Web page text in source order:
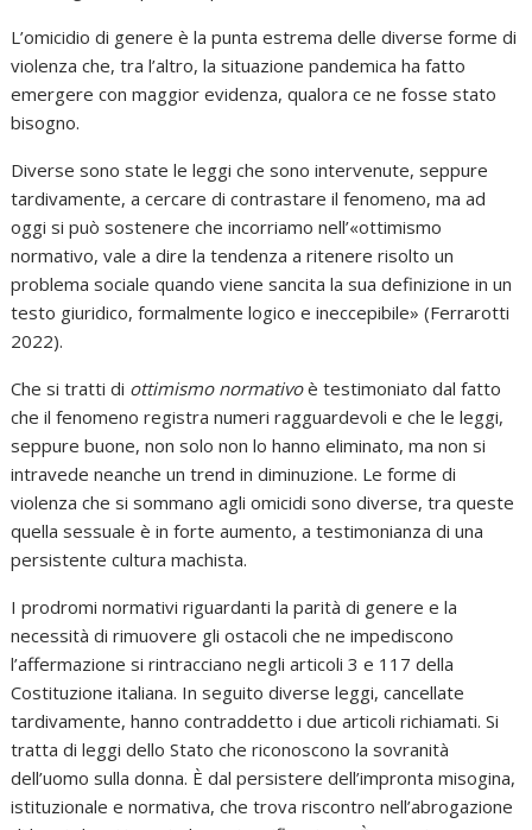
L’omicidio di genere è la punta estrema delle diverse forme di
violenza che, tra l’altro, la situazione pandemica ha fatto
emergere con maggior evidenza, qualora ce ne fosse stato
bisogno.
Diverse sono state le leggi che sono intervenute, seppure
tardivamente, a cercare di contrastare il fenomeno, ma ad
oggi si può sostenere che incorriamo nell’«ottimismo
normativo, vale a dire la tendenza a ritenere risolto un
problema sociale quando viene sancita la sua definizione in un
testo giuridico, formalmente logico e ineccepibile» (Ferrarotti
2022).
Che si tratti di ottimismo normativoè testimoniato dal fatto
che il fenomeno registra numeri ragguardevoli e che le leggi,
seppure buone, non solo non lo hanno eliminato, ma non si
intravede neanche un trend in diminuzione. Le forme di
violenza che si sommano agli omicidi sono diverse, tra queste
quella sessuale è in forte aumento, a testimonianza di una
persistente cultura machista.
I prodromi normativi riguardanti la parità di genere e la
necessità di rimuovere gli ostacoli che ne impediscono
l’affermazione si rintracciano negli articoli 3 e 117 della
Costituzione italiana. In seguito diverse leggi, cancellate
tardivamente, hanno contraddetto i due articoli richiamati. Si
tratta di leggi dello Stato che riconoscono la sovranità
dell’uomo sulla donna. È dal persistere dell’impronta misogina,
istituzionale e normativa, che trova riscontro nell’abrogazione